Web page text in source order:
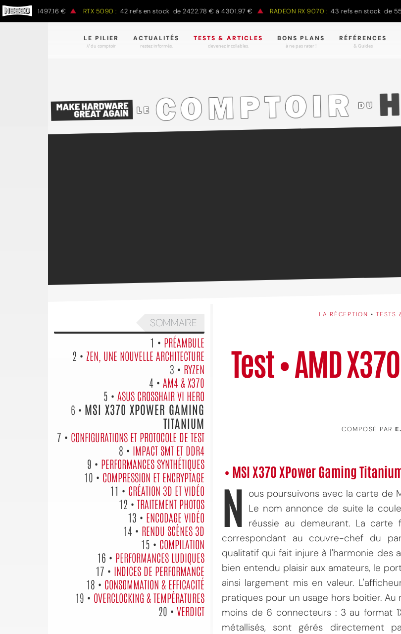
à 1497.16 € RTX 5090 : 42 refs en stock de 2422.78 € à 4301.97 € RADEON RX 9070 : 43 refs en stock de 557.99 €
LE PILIER
// du comptoir
ACTUALITÉS
restez informés.
TESTS & ARTICLES
devenez incollables.
BONS PLANS
à ne pas rater !
RÉFÉRENCES
& Guides
LA RÉCEPTION • TESTS
Test • AMD
COMPOSÉ PAR
• MSI X370 XPower Gaming
N ous poursuivons avec la carte de
Le nom annonce de suite la
réussie au demeurant. La
correspondant au couvre-chef du
qualitatif qui fait injure à l'harmonie des
bien entendu plaisir aux amateurs, le
ainsi largement mis en valeur.
pratiques pour un usage hors boitier.
moins de 6 connecteurs : 3 au format
métallisés, sont gérés directement
SOMMAIRE
1 • PRÉAMBULE
2 • ZEN, UNE NOUVELLE ARCHITECTURE
3 • RYZEN
4 • AM4 & X370
5 • ASUS CROSSHAIR VI HERO
6 • MSI X370 XPOWER GAMING
TITANIUM
7 • CONFIGURATIONS ET PROTOCOLE DE TEST
8 • IMPACT SMT ET DDR4
9 • PERFORMANCES SYNTHÉTIQUES
10 • COMPRESSION ET ENCRYPTAGE
11 • CRÉATION 3D ET VIDÉO
12 • TRAITEMENT PHOTOS
13 • ENCODAGE VIDÉO
14 • RENDU SCÈNES 3D
15 • COMPILATION
16 • PERFORMANCES LUDIQUES
17 • INDICES DE PERFORMANCE
18 • CONSOMMATION & EFFICACITÉ
19 • OVERCLOCKING & TEMPÉRATURES
20 • VERDICT